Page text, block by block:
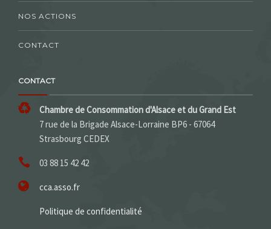
NOS ACTIONS
CONTACT
CONTACT
Chambre de Consommation d'Alsace et du Grand Est
7 rue de la Brigade Alsace-Lorraine BP6 - 67064
Strasbourg CEDEX
03 88 15 42 42
cca.asso.fr
Politique de confidentialité